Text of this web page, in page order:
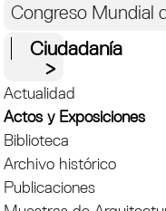
Congreso Mundial
Ciudadanía
Actualidad
Actos y Exposiciones
Biblioteca
Archivo histórico
Publicaciones